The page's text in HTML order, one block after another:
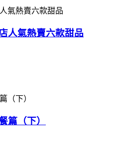
人氣熱賣六款甜品
篇（下）